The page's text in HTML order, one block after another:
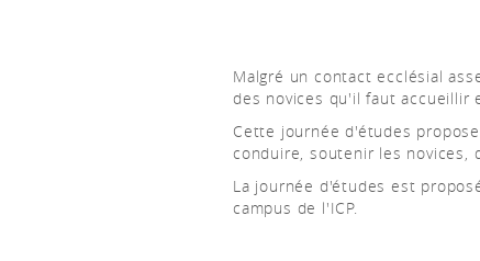
Malgré un contact ecclésial
des novices qu'il faut accueillir
Cette journée d'études
conduire, soutenir les novices,
La journée d'études est
campus de l'ICP.